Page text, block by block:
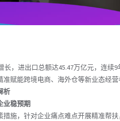
长，进出口总额达45.47万亿元，连
赋能跨境电商、海外仓等新业态经
析
业稳预期
施，针对企业痛点难点开展精准帮